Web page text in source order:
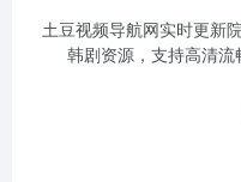
土豆视频导航网实时更新
韩剧资源，支持高清流